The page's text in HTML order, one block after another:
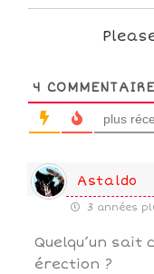
4
plus
Astaldo
3 années
Quelqu’un
érection ?